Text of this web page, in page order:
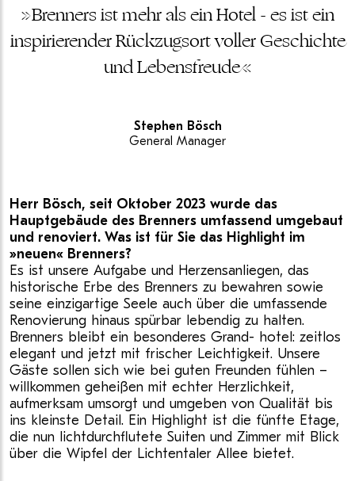
»Brenners ist mehr als ein Hotel - es ist ein
inspirierender Rückzugsort voller Geschichte
und Lebensfreude«
Stephen Bösch
General Manager
Herr Bösch, seit Oktober 2023 wurde das
Hauptgebäude des Brenners umfassend umgebaut
und renoviert. Was ist für Sie das Highlight im
»neuen« Brenners?
Es ist unsere Aufgabe und Herzensanliegen, das
historische Erbe des Brenners zu bewahren sowie
seine einzigartige Seele auch über die umfassende
Renovierung hinaus spürbar lebendig zu halten.
Brenners bleibt ein besonderes Grand- hotel: zeitlos
elegant und jetzt mit frischer Leichtigkeit. Unsere
Gäste sollen sich wie bei guten Freunden fühlen –
willkommen geheißen mit echter Herzlichkeit,
aufmerksam umsorgt und umgeben von Qualität bis
ins kleinste Detail. Ein Highlight ist die fünfte Etage,
die nun lichtdurchflutete Suiten und Zimmer mit Blick
über die Wipfel der Lichtentaler Allee bietet.